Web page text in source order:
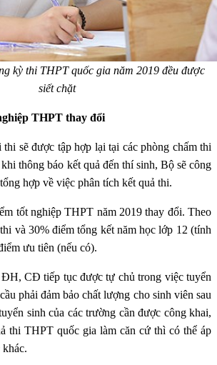
kỳ thi THPT quốc gia năm 2019 đều được
siết chặt
THPT thay đổi
sẽ được tập hợp lại tại các phòng chấm thi
thông báo kết quả đến thí sinh, Bộ sẽ công
hợp về việc phân tích kết quả thi.
tốt nghiệp THPT năm 2019 thay đổi. Theo
và 30% điểm tổng kết năm học lớp 12 (tính
ưu tiên (nếu có).
CĐ tiếp tục được tự chủ trong việc tuyển
phải đảm bảo chất lượng cho sinh viên sau
sinh của các trường cần được công khai,
thi THPT quốc gia làm căn cứ thì có thể áp